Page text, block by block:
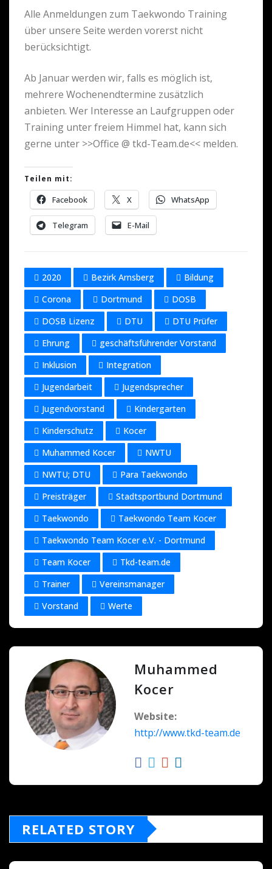
Alle Anmeldungen zum Taekwondo Training
über unsere Seite werden vorerst nicht
berücksichtigt.
Ab Januar werden wir, falls es möglich ist,
mehrere Wochenendtermine zusätzlich
anbieten. Wer Interesse an Laufgruppen oder
Training unter freiem Himmel hat, kann sich
gerne unter >>Office @ tkd-Team.de<< melden.
Teilen mit:
Facebook X WhatsApp
Telegram E-Mail
2020 Bezirk Arnsberg
Bildung
Corona
Dortmund
DOSB
DOSB Lizenz
DTU
DTU Prüfer
Ehrung
geschäftsführender Vorstand
Inklusion
Integration
Jugendarbeit
Jugendsprecher
Jugendvorstand
Kindergarten
Kinderschutz
Kocer
Muhammed Kocer
NWTU
NWTU; DTU
Para Taekwondo
Preisträger
Stadtsportbund Dortmund
Taekwondo
Taekwondo Team Kocer
Taekwondo Team Kocer e.V. - Dortmund
Team Kocer
Tkd-team.de
Trainer
Vereinsmanager
Vorstand
Werte
Muhammed
Kocer
Website:
http://www.tkd-team.de
RELATED STORY